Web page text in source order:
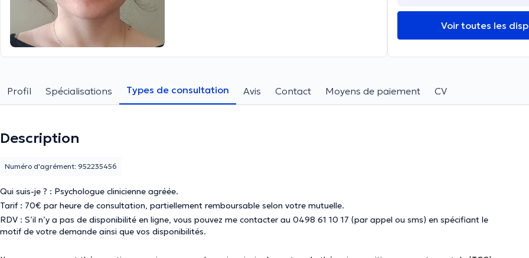
Voir toutes les
Profil Spécialisations Types de consultation Avis Contact Moyens de paiement CV
Description
Qui suis-je ? : Psychologue clinicienne agréée.
Tarif : 70€ par heure de consultation, partiellement remboursable selon votre mutuelle.
RDV : S’il n’y a pas de disponibilité en ligne, vous pouvez me contacter au 0498 61 10 17 (par appel ou sms) en spécifiant le
motif de votre demande ainsi que vos disponibilités.
Numéro d'agrément: 952235456